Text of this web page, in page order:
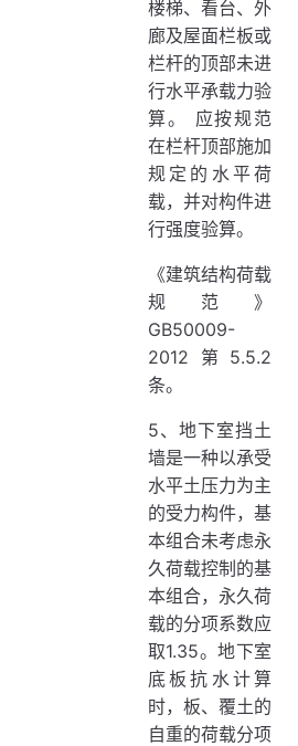
楼梯、看台、外
廊及屋面栏板或
栏杆的顶部未进
行水平承载力验
算。 应按规范
在栏杆顶部施加
规定的水平荷
载，并对构件进
行强度验算。
《建筑结构荷载
规范》
GB50009-
2012第5.5.2
条。
5、地下室挡土
墙是一种以承受
水平土压力为主
的受力构件，基
本组合未考虑永
久荷载控制的基
本组合，永久荷
载的分项系数应
取1.35。地下室
底板抗水计算
时，板、覆土的
自重的荷载分项